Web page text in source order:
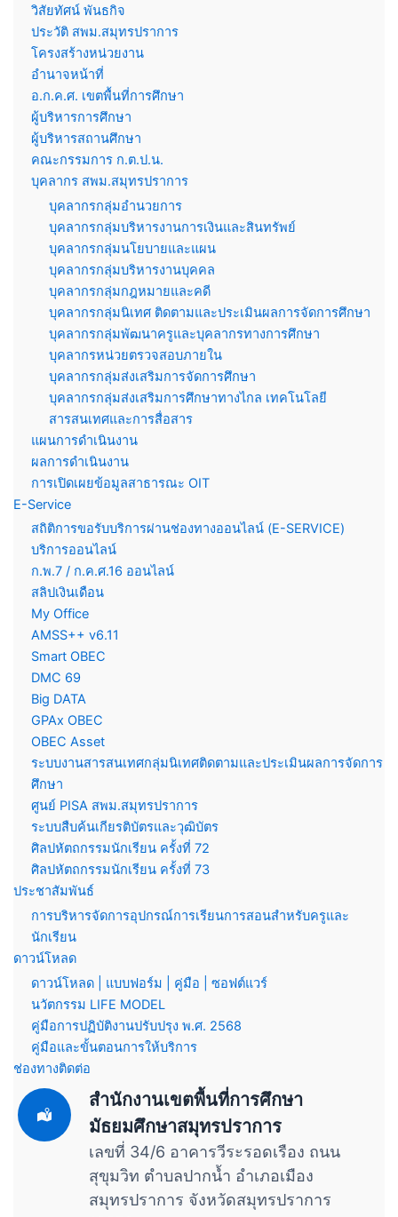
วิสัยทัศน์ พันธกิจ
ประวัติ สพม.สมุทรปราการ
โครงสร้างหน่วยงาน
อำนาจหน้าที่
อ.ก.ค.ศ. เขตพื้นที่การศึกษา
ผู้บริหารการศึกษา
ผู้บริหารสถานศึกษา
คณะกรรมการ ก.ต.ป.น.
บุคลากร สพม.สมุทรปราการ
บุคลากรกลุ่มอำนวยการ
บุคลากรกลุ่มบริหารงานการเงินและสินทรัพย์
บุคลากรกลุ่มนโยบายและแผน
บุคลากรกลุ่มบริหารงานบุคคล
บุคลากรกลุ่มกฎหมายและคดี
บุคลากรกลุ่มนิเทศ ติดตามและประเมินผลการจัดการศึกษา
บุคลากรกลุ่มพัฒนาครูและบุคลากรทางการศึกษา
บุคลากรหน่วยตรวจสอบภายใน
บุคลากรกลุ่มส่งเสริมการจัดการศึกษา
บุคลากรกลุ่มส่งเสริมการศึกษาทางไกล เทคโนโลยี
สารสนเทศและการสื่อสาร
แผนการดำเนินงาน
ผลการดำเนินงาน
การเปิดเผยข้อมูลสาธารณะ OIT
E-Service
สถิติการขอรับบริการผ่านช่องทางออนไลน์ (E-SERVICE)
บริการออนไลน์
ก.พ.7 / ก.ค.ศ.16 ออนไลน์
สลิปเงินเดือน
My Office
AMSS++ v6.11
Smart OBEC
DMC 69
Big DATA
GPAx OBEC
OBEC Asset
ระบบงานสารสนเทศกลุ่มนิเทศติดตามและประเมินผลการจัดการ
ศึกษา
ศูนย์ PISA สพม.สมุทรปราการ
ระบบสืบค้นเกียรติบัตรและวุฒิบัตร
ศิลปหัตถกรรมนักเรียน ครั้งที่ 72
ศิลปหัตถกรรมนักเรียน ครั้งที่ 73
ประชาสัมพันธ์
การบริหารจัดการอุปกรณ์การเรียนการสอนสำหรับครูและ
นักเรียน
ดาวน์โหลด
ดาวน์โหลด | แบบฟอร์ม | คู่มือ | ซอฟต์แวร์
นวัตกรรม LIFE MODEL
คู่มือการปฏิบัติงานปรับปรุง พ.ศ. 2568
คู่มือและขั้นตอนการให้บริการ
ช่องทางติดต่อ
สำนักงานเขตพื้นที่การศึกษา
มัธยมศึกษาสมุทรปราการ
เลขที่ 34/6 อาคารวีระรอดเรือง ถนน
สุขุมวิท ตำบลปากน้ำ อำเภอเมือง
สมุทรปราการ จังหวัดสมุทรปราการ